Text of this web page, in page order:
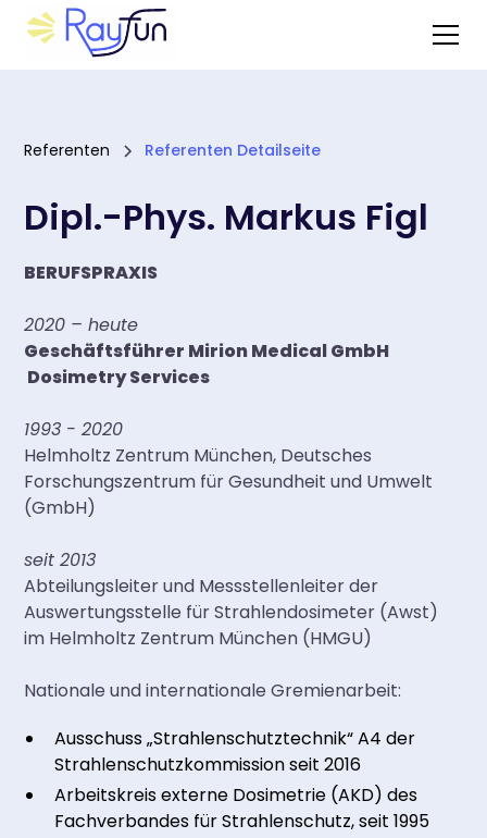
Referenten Referenten Detailseite
Dipl.-Phys. Markus Figl
BERUFSPRAXIS
2020 – heute
Geschäftsführer Mirion Medical GmbH
Dosimetry Services
1993 - 2020
Helmholtz Zentrum München, Deutsches
Forschungszentrum für Gesundheit und Umwelt
(GmbH)
seit 2013
Abteilungsleiter und Messstellenleiter der
Auswertungsstelle für Strahlendosimeter (Awst)
im Helmholtz Zentrum München (HMGU)
Nationale und internationale Gremienarbeit:
Ausschuss „Strahlenschutztechnik“ A4 der
Strahlenschutzkommission seit 2016
Arbeitskreis externe Dosimetrie (AKD) des
Fachverbandes für Strahlenschutz, seit 1995